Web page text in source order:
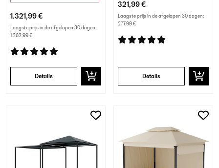
1.321,99 €
Laagste prijs in de afgelopen 30 dagen:
1.262,99 €
Details
321,99 €
Laagste prijs in de afgelopen 30 dagen:
277,99 €
Details